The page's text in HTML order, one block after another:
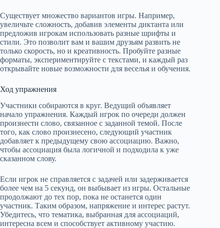
Существует множество вариантов игры. Например,
увеличьте сложность, добавив элементы диктанта или
предложив игрокам использовать разные шрифты и
стили. Это позволит вам и вашим друзьям развить не
только скорость, но и креативность. Пробуйте разные
форматы, экспериментируйте с текстами, и каждый раз
открывайте новые возможности для веселья и обучения.
Ход упражнения
Участники собираются в круг. Ведущий объявляет
начало упражнения. Каждый игрок по очереди должен
произнести слово, связанное с заданной темой. После
того, как слово произнесено, следующий участник
добавляет к предыдущему свою ассоциацию. Важно,
чтобы ассоциация была логичной и подходила к уже
сказанном слову.
Если игрок не справляется с задачей или задерживается
более чем на 5 секунд, он выбывает из игры. Остальные
продолжают до тех пор, пока не останется один
участник. Таким образом, напряжение и интерес растут.
Убедитесь, что тематика, выбранная для ассоциаций,
интересна всем и способствует активному участию.